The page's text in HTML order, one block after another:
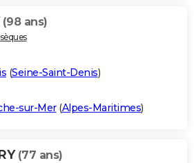
(98 ans)
(Seine-Saint-Denis)
sur-Mer(Alpes-Maritimes)
(77 ans)